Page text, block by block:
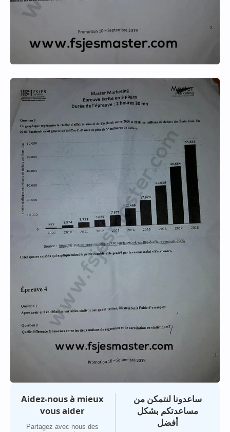
Aidez-nous à mieux
vous aider
Partagez avec nous des
ساعدونا لنتمكن من
مساعدتكم بشكل
أفضل